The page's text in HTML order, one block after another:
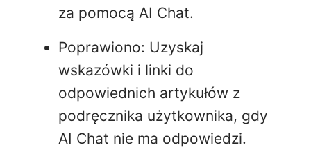
za pomocą AI Chat.
Poprawiono: Uzyskaj
wskazówki i linki do
odpowiednich artykułów z
podręcznika użytkownika, gdy
AI Chat nie ma odpowiedzi.